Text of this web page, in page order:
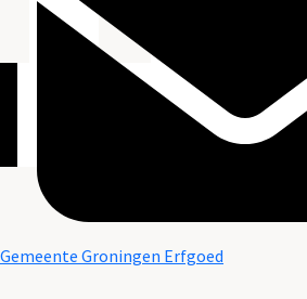
Groningen Erfgoed